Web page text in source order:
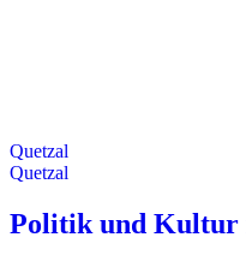
Quetzal
Quetzal
Politik und Kultur